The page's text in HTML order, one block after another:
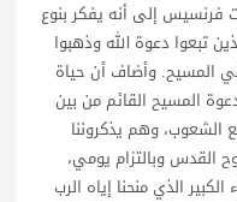
فرنسيس إلى أنه يفكر بنوع
تبعوا دعوة الله وذهبوا
المسيح. وأضاف أن حياة
المسيح القائم من بين
الشعوب، وهم يذكروننا
القدس وبالتزام يومي،
الذي منحنا إياه الرب